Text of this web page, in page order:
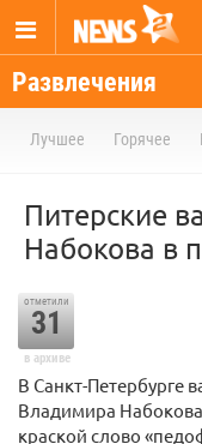
Развлечения
Лучшее Горячее
Питерские
Набокова в
отметили
31
в архиве
В Санкт-Петербурге
Владимира
краской слово